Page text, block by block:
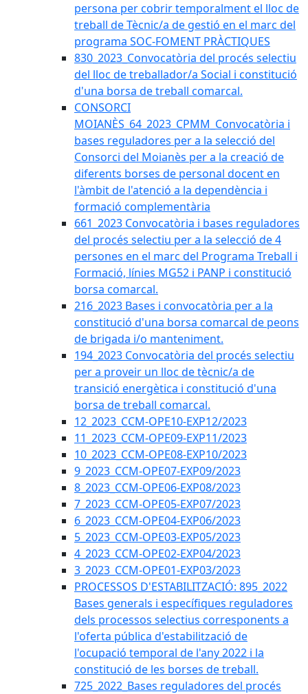
persona per cobrir temporalment el lloc de
treball de Tècnic/a de gestió en el marc del
programa SOC-FOMENT PRÀCTIQUES
830_2023_Convocatòria del procés selectiu
del lloc de treballador/a Social i constitució
d'una borsa de treball comarcal.
CONSORCI
MOIANÈS_64_2023_CPMM_Convocatòria i
bases reguladores per a la selecció del
Consorci del Moianès per a la creació de
diferents borses de personal docent en
l'àmbit de l'atenció a la dependència i
formació complementària
661_2023 Convocatòria i bases reguladores
del procés selectiu per a la selecció de 4
persones en el marc del Programa Treball i
Formació, línies MG52 i PANP i constitució
borsa comarcal.
216_2023 Bases i convocatòria per a la
constitució d'una borsa comarcal de peons
de brigada i/o manteniment.
194_2023 Convocatòria del procés selectiu
per a proveir un lloc de tècnic/a de
transició energètica i constitució d'una
borsa de treball comarcal.
12_2023_CCM-OPE10-EXP12/2023
11_2023_CCM-OPE09-EXP11/2023
10_2023_CCM-OPE08-EXP10/2023
9_2023_CCM-OPE07-EXP09/2023
8_2023_CCM-OPE06-EXP08/2023
7_2023_CCM-OPE05-EXP07/2023
6_2023_CCM-OPE04-EXP06/2023
5_2023_CCM-OPE03-EXP05/2023
4_2023_CCM-OPE02-EXP04/2023
3_2023_CCM-OPE01-EXP03/2023
PROCESSOS D'ESTABILITZACIÓ: 895_2022
Bases generals i específiques reguladores
dels processos selectius corresponents a
l'oferta pública d'estabilització de
l'ocupació temporal de l'any 2022 i la
constitució de les borses de treball.
725_2022_Bases reguladores del procés